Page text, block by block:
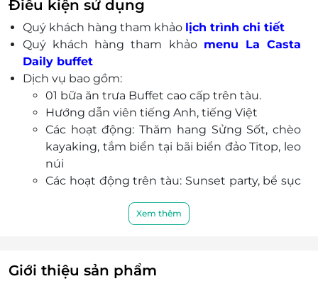
bồn jacuzzi ngoài trời, tham dự tiệc ngắm hoàng
hôn, nghỉ ngơi và ngắm nhìn khung cảnh chiều
tà thơ mộng.
Điều kiện sử dụng
Quý khách hàng tham khảo lịch trình chi tiết
Quý khách hàng tham khảo menu La Casta
Daily buffet
Dịch vụ bao gồm:
01 bữa ăn trưa Buffet cao cấp trên tàu.
Hướng dẫn viên tiếng Anh, tiếng Việt
Các hoạt động: Thăm hang Sửng Sốt, chèo
kayaking, tắm biển tại bãi biển đảo Titop, leo
núi
Các hoạt động trên tàu: Sunset party, bể sục
Lịch trình tham quan 1 ngày.
Tổ chức sinh nhật cho khách trong chương
trình Sunset party (miễn phí khi có yêu cầu).
Xem thêm
Giới thiệu sản phẩm